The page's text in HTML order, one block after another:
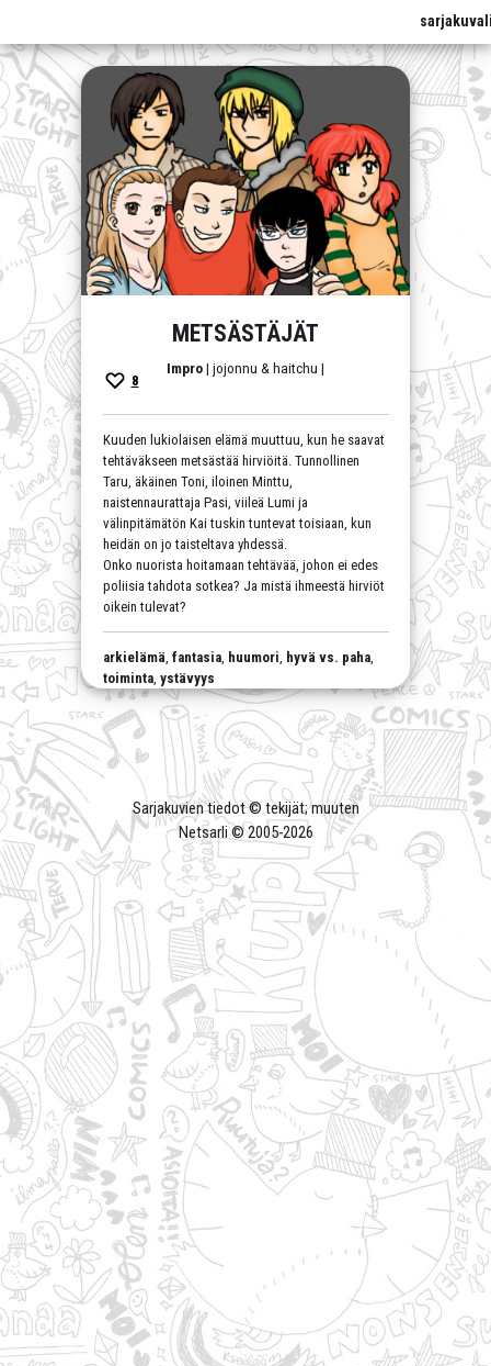
METSÄSTÄJÄT
Impro | jojonnu & haitchu |
8
Kuuden lukiolaisen elämä muuttuu, kun he saavat
tehtäväkseen metsästää hirviöitä. Tunnollinen
Taru, äkäinen Toni, iloinen Minttu,
naistennaurattaja Pasi, viileä Lumi ja
välinpitämätön Kai tuskin tuntevat toisiaan, kun
heidän on jo taisteltava yhdessä.
Onko nuorista hoitamaan tehtävää, johon ei edes
poliisia tahdota sotkea? Ja mistä ihmeestä hirviöt
oikein tulevat?
arkielämä, fantasia, huumori, hyvä vs. paha,
toiminta, ystävyys
Sarjakuvien tiedot © tekijät; muuten
Netsarli © 2005-2026